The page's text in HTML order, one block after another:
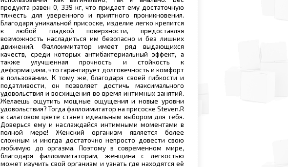
продукта равен 0, 339 кг, что придает ему достаточную
тяжесть для уверенного и приятного проникновения.
Благодаря уникальной присоске, изделие легко крепится
к любой гладкой поверхности, предоставляя
возможность насладиться им безопасно и без лишних
движений. Фаллоимитатор имеет ряд выдающихся
качеств, среди которых антибактериальный эффект, а
также улучшенная прочность и стойкость к
деформациям, что гарантирует долговечность и комфорт
в пользовании. К тому же, благодаря своей гибкости и
податливости, он позволяет достичь максимального
удовольствия и восхищения во время интимных занятий.
Желаешь ощутить мощные ощущения и новые уровни
удовольствия? Тогда фаллоимитатор на присоске Steven.R
в салатовом цвете станет идеальным выбором для тебя.
Доверься ему и наслаждайся интимными моментами в
полной мере! Женский организм является более
сложным и иногда достаточно непросто довести свою
любимую до оргазма. Поэтому в современном мире,
благодаря фаллоимитаторам, женщина с легкостью
может изучить свой организм и узнать где находятся её